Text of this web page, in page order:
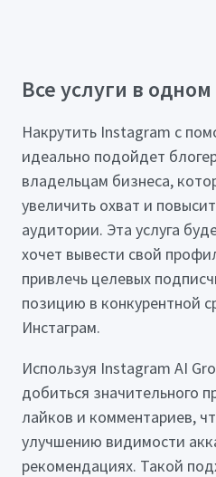
Все услуги в
Накрутить Instagram с
идеально подойдет
владельцам бизнеса,
увеличить охват и
аудитории. Эта услуга
хочет вывести свой
привлечь целевых
позицию в конкурентной
Инстаграм.
Используя Instagram AI
добиться значительного
лайков и комментариев,
улучшению видимости
рекомендациях. Такой